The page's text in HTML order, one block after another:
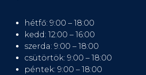
hétfő: 9:00 – 18:00
kedd: 12:00 – 16:00
szerda: 9:00 – 18:00
csütörtök: 9:00 – 18:00
péntek: 9:00 – 18:00